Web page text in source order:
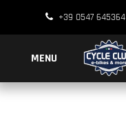
+39 0547 645364
MENU